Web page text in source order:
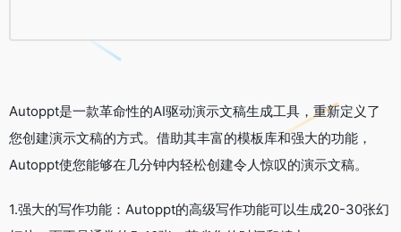
Autoppt是一款革命性的AI驱动演示文稿生成工具，重新定义了
您创建演示文稿的方式。借助其丰富的模板库和强大的功能，
Autoppt使您能够在几分钟内轻松创建令人惊叹的演示文稿。
1.强大的写作功能：Autoppt的高级写作功能可以生成20-30张幻